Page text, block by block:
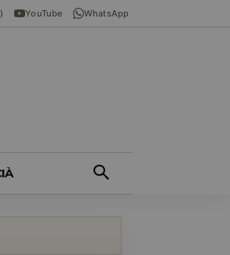
YouTube WhatsApp